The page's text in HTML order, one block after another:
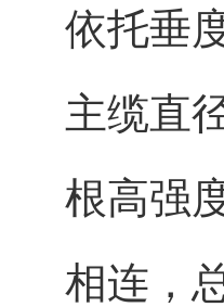
依托垂
主缆直
根高强
相连，